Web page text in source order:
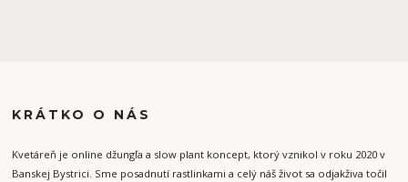
KRÁTKO O NÁS
Kvetáreň je online džungľa a slow plant koncept, ktorý vznikol v roku 2020 v
Banskej Bystrici. Sme posadnutí rastlinkami a celý náš život sa odjakživa točil